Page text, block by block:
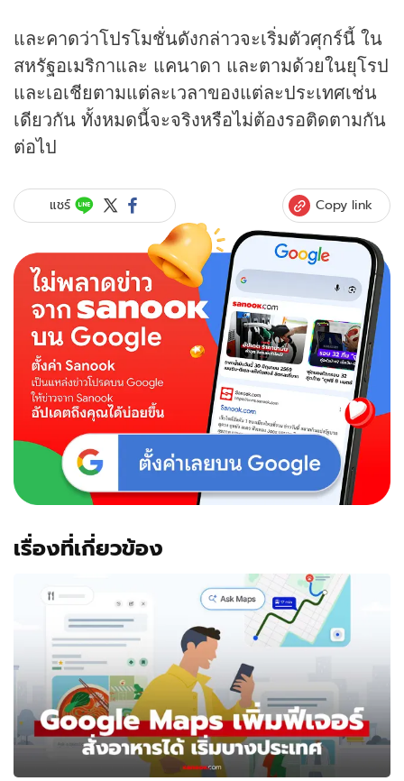
และคาดว่าโปรโมชั่นดังกล่าวจะเริ่มตัวศุกร์นี้ ใน
สหรัฐอเมริกาและ แคนาดา และตามด้วยในยุโรป
และเอเชียตามแต่ละเวลาของแต่ละประเทศเช่น
เดียวกัน ทั้งหมดนี้จะจริงหรือไม่ต้องรอติดตามกัน
ต่อไป
แชร์ Copy link
เรื่องที่เกี่ยวข้อง